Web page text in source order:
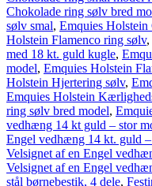
Chokolade ring sølv bred
sølv smal, Emquies Holstein
Holstein Flamenco ring sølv,
med 18 kt. guld kugle,
model, Emquies Holstein
Holstein Hjertering sølv,
Emquies Holstein
ring sølv bred model,
vedhæng 14 kt guld – stor
Engel vedhæng 14 kt. guld
Velsignet af en Engel
Velsignet af en Engel
stål børnebestik, 4 dele,